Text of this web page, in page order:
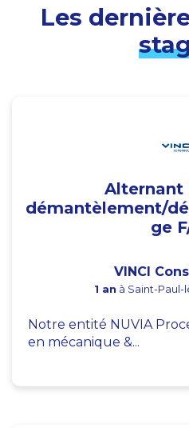
Les
Alternant
démantèlement/
ge
VINCI
1 an à Saint-Paul-
Notre entité NUVIA
en mécanique &...